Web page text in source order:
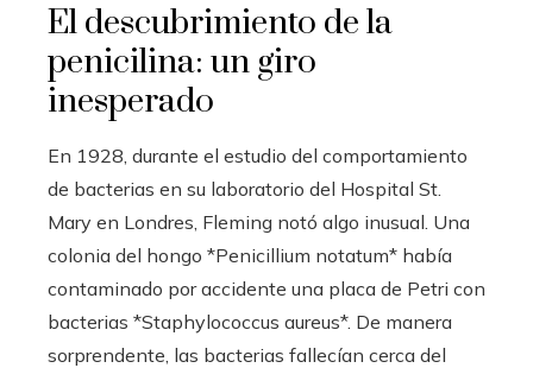
El descubrimiento de la
penicilina: un giro
inesperado
En 1928, durante el estudio del comportamiento
de bacterias en su laboratorio del Hospital St.
Mary en Londres, Fleming notó algo inusual. Una
colonia del hongo *Penicillium notatum* había
contaminado por accidente una placa de Petri con
bacterias *Staphylococcus aureus*. De manera
sorprendente, las bacterias fallecían cerca del